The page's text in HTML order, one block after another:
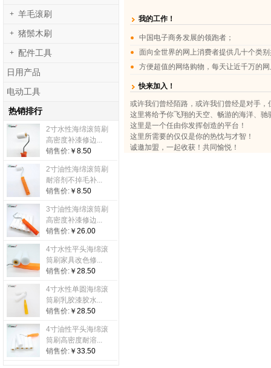
+ 羊毛滚刷
+ 猪鬃木刷
+ 配件工具
日用产品
电动工具
热销排行
2寸水性海绵滚筒刷
高密度补漆修边...
销售价: ￥8.50
2寸油性海绵滚筒刷
耐溶剂不掉毛补...
销售价: ￥8.50
3寸油性海绵滚筒刷
高密度补漆修边...
销售价: ￥26.00
4寸水性平头海绵滚
筒刷家具改色修...
销售价: ￥28.50
4寸水性单圆海绵滚
筒刷乳胶漆胶水...
销售价: ￥28.50
4寸油性平头海绵滚
筒刷高密度耐溶...
销售价: ￥33.50
我的工作！
中国电子商务发展的领跑者；
面向全世界的网上消费者提供几十个类
方便超值的网络购物，每天让近千万的
快来加入！
或许我们曾经陌路，或许我们曾经是对手
这里将给予你飞翔的天空、畅游的海洋、驰
这里是一个任由你发挥创造的平台！
这里所需要的仅仅是你的热忱与才智！
诚邀加盟，一起收获！共同愉悦！